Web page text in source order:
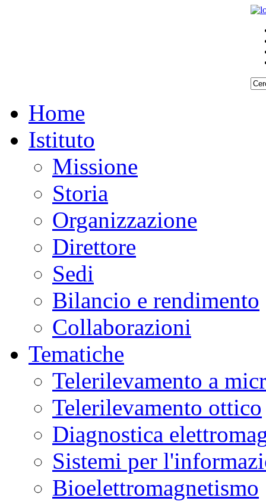
Home
Istituto
Missione
Storia
Organizzazione
Direttore
Sedi
Bilancio e rendimento
Collaborazioni
Tematiche
Telerilevamento a
Telerilevamento ottico
Diagnostica
Sistemi per
Bioelettromagnetismo